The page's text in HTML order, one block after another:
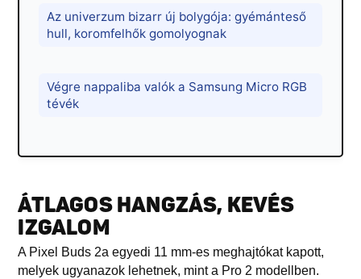
Az univerzum bizarr új bolygója: gyémánteső
hull, koromfelhők gomolyognak
Végre nappaliba valók a Samsung Micro RGB
tévék
ÁTLAGOS HANGZÁS, KEVÉS
IZGALOM
A Pixel Buds 2a egyedi 11 mm-es meghajtókat kapott,
melyek ugyanazok lehetnek, mint a Pro 2 modellben.